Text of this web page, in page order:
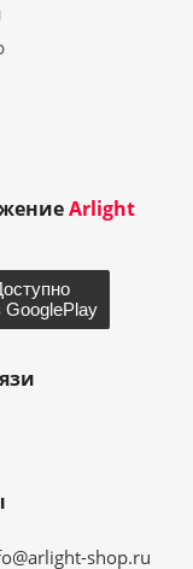
Arlight
shop.ru